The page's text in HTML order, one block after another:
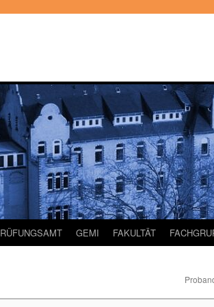
GEMI FAKULTÄT